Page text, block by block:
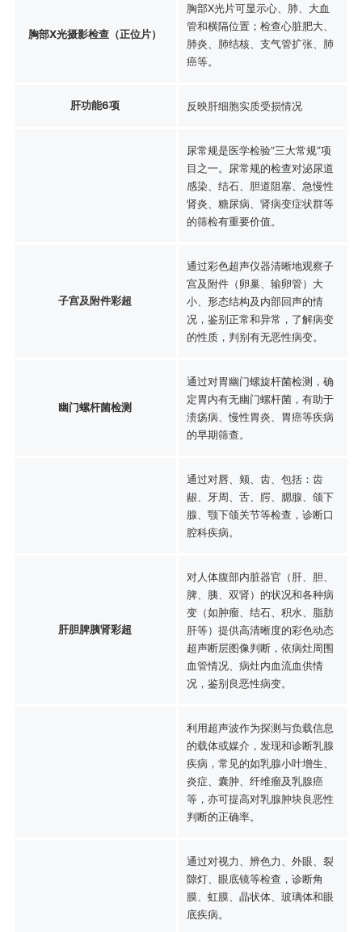
胸部X光摄影检查（正位片）
胸部X光片可显示心、肺、大血
管和横隔位置；检查心脏肥大、
肺炎、肺结核、支气管扩张、肺
癌等。
肝功能6项 反映肝细胞实质受损情况
尿常规是医学检验“三大常规”项
目之一。尿常规的检查对泌尿道
感染、结石、胆道阻塞、急慢性
肾炎、糖尿病、肾病变症状群等
的筛检有重要价值。
子宫及附件彩超
通过彩色超声仪器清晰地观察子
宫及附件（卵巢、输卵管）大
小、形态结构及内部回声的情
况，鉴别正常和异常，了解病变
的性质，判别有无恶性病变。
幽门螺杆菌检测
通过对胃幽门螺旋杆菌检测，确
定胃内有无幽门螺杆菌，有助于
溃疡病、慢性胃炎、胃癌等疾病
的早期筛查。
通过对唇、颊、齿、包括：齿
龈、牙周、舌、腭、腮腺、颌下
腺、颚下颌关节等检查，诊断口
腔科疾病。
肝胆脾胰肾彩超
对人体腹部内脏器官（肝、胆、
脾、胰、双肾）的状况和各种病
变（如肿瘤、结石、积水、脂肪
肝等）提供高清晰度的彩色动态
超声断层图像判断，依病灶周围
血管情况、病灶内血流血供情
况，鉴别良恶性病变。
利用超声波作为探测与负载信息
的载体或媒介，发现和诊断乳腺
疾病，常见的如乳腺小叶增生、
炎症、囊肿、纤维瘤及乳腺癌
等，亦可提高对乳腺肿块良恶性
判断的正确率。
通过对视力、辨色力、外眼、裂
隙灯、眼底镜等检查，诊断角
膜、虹膜、晶状体、玻璃体和眼
底疾病。